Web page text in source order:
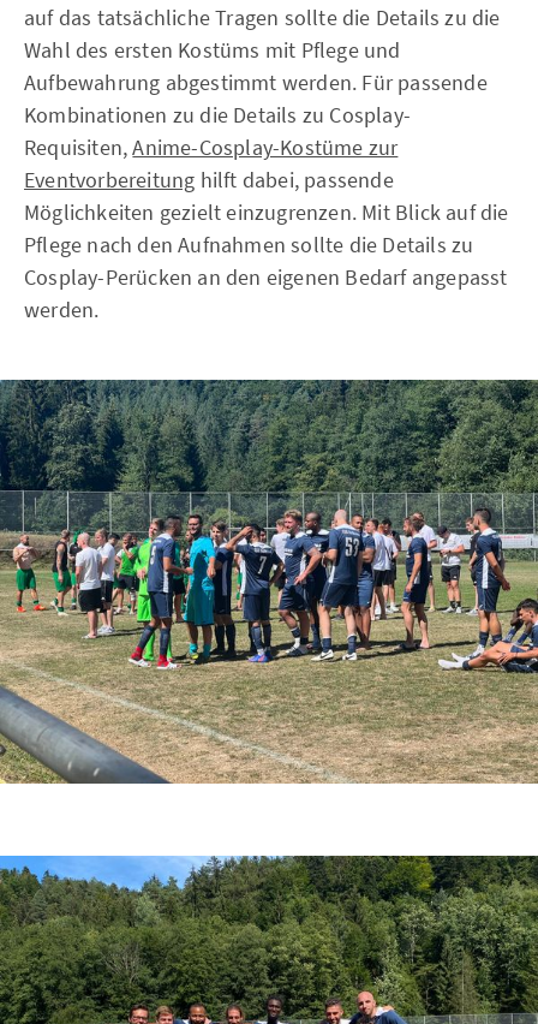
auf das tatsächliche Tragen sollte die Details zu die
Wahl des ersten Kostüms mit Pflege und
Aufbewahrung abgestimmt werden. Für passende
Kombinationen zu die Details zu Cosplay-
Requisiten,Anime-Cosplay-Kostüme zur
Eventvorbereitung hilft dabei, passende
Möglichkeiten gezielt einzugrenzen. Mit Blick auf die
Pflege nach den Aufnahmen sollte die Details zu
Cosplay-Perücken an den eigenen Bedarf angepasst
werden.